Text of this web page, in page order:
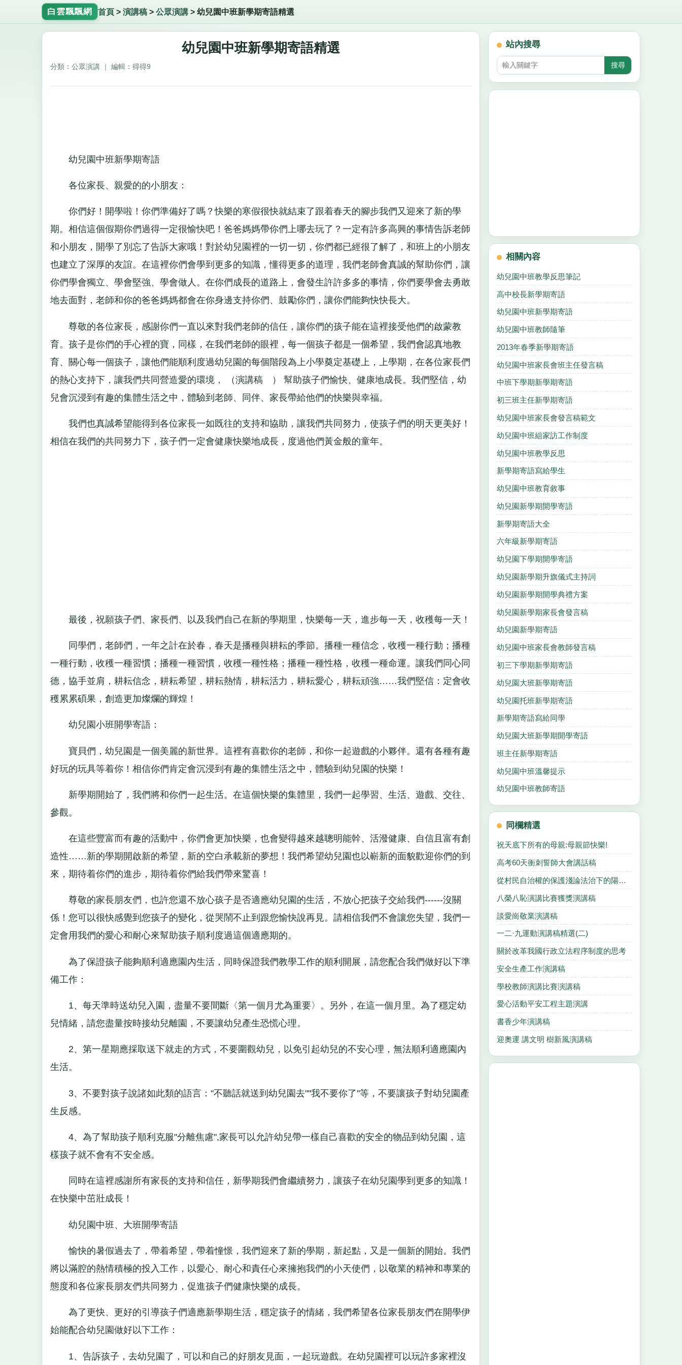
白雲飄飄網 首頁> 演講稿> 公眾演講> 幼兒園中班新學期寄語精選
幼兒園中班新學期寄語精選
分類：公眾演講 ｜ 編輯：得得9
幼兒園中班新學期寄語
各位家長、親愛的的小朋友：
你們好！開學啦！你們準備好了嗎？快樂的寒假很快就結束了跟着春天的腳步我們又迎來了新的學
期。相信這個假期你們過得一定很愉快吧！爸爸媽媽帶你們上哪去玩了？一定有許多高興的事情告訴老師
和小朋友，開學了別忘了告訴大家哦！對於幼兒園裡的一切一切，你們都已經很了解了，和班上的小朋友
也建立了深厚的友誼。在這裡你們會學到更多的知識，懂得更多的道理，我們老師會真誠的幫助你們，讓
你們學會獨立、學會堅強、學會做人。在你們成長的道路上，會發生許許多多的事情，你們要學會去勇敢
地去面對，老師和你的爸爸媽媽都會在你身邊支持你們、鼓勵你們，讓你們能夠快快長大。
尊敬的各位家長，感謝你們一直以來對我們老師的信任，讓你們的孩子能在這裡接受他們的啟蒙教
育。孩子是你們的手心裡的寶，同樣，在我們老師的眼裡，每一個孩子都是一個希望，我們會認真地教
育、關心每一個孩子，讓他們能順利度過幼兒園的每個階段為上小學奠定基礎上，上學期，在各位家長們
的熱心支持下，讓我們共同營造愛的環境， （演講稿 ） 幫助孩子們愉快、健康地成長。我們堅信，幼
兒會沉浸到有趣的集體生活之中，體驗到老師、同伴、家長帶給他們的快樂與幸福。
我們也真誠希望能得到各位家長一如既往的支持和協助，讓我們共同努力，使孩子們的明天更美好！
相信在我們的共同努力下，孩子們一定會健康快樂地成長，度過他們黃金般的童年。
最後，祝願孩子們、家長們、以及我們自己在新的學期里，快樂每一天，進步每一天，收穫每一天！
同學們，老師們，一年之計在於春，春天是播種與耕耘的季節。播種一種信念，收穫一種行動；播種
一種行動，收穫一種習慣；播種一種習慣，收穫一種性格；播種一種性格，收穫一種命運。讓我們同心同
德，協手並肩，耕耘信念，耕耘希望，耕耘熱情，耕耘活力，耕耘愛心，耕耘頑強……我們堅信：定會收
穫累累碩果，創造更加燦爛的輝煌！
幼兒園小班開學寄語：
寶貝們，幼兒園是一個美麗的新世界。這裡有喜歡你的老師，和你一起遊戲的小夥伴。還有各種有趣
好玩的玩具等着你！相信你們肯定會沉浸到有趣的集體生活之中，體驗到幼兒園的快樂！
新學期開始了，我們將和你們一起生活。在這個快樂的集體里，我們一起學習、生活、遊戲、交往、
參觀。
在這些豐富而有趣的活動中，你們會更加快樂，也會變得越來越聰明能幹、活潑健康、自信且富有創
造性……新的學期開啟新的希望，新的空白承載新的夢想！我們希望幼兒園也以嶄新的面貌歡迎你們的到
來，期待着你們的進步，期待着你們給我們帶來驚喜！
尊敬的家長朋友們，也許您還不放心孩子是否適應幼兒園的生活，不放心把孩子交給我們------沒關
係！您可以很快感覺到您孩子的變化，從哭鬧不止到跟您愉快說再見。請相信我們不會讓您失望，我們一
定會用我們的愛心和耐心來幫助孩子順利度過這個適應期的。
為了保證孩子能夠順利適應園內生活，同時保證我們教學工作的順利開展，請您配合我們做好以下準
備工作：
1、每天準時送幼兒入園，盡量不要間斷〈第一個月尤為重要〉。另外，在這一個月里。為了穩定幼
兒情緒，請您盡量按時接幼兒離園，不要讓幼兒產生恐慌心理。
2、第一星期應採取送下就走的方式，不要圍觀幼兒，以免引起幼兒的不安心理，無法順利適應園內
生活。
3、不要對孩子說諸如此類的語言："不聽話就送到幼兒園去""我不要你了"等，不要讓孩子對幼兒園產
生反感。
4、為了幫助孩子順利克服"分離焦慮",家長可以允許幼兒帶一樣自己喜歡的安全的物品到幼兒園，這
樣孩子就不會有不安全感。
同時在這裡感謝所有家長的支持和信任，新學期我們會繼續努力，讓孩子在幼兒園學到更多的知識！
在快樂中茁壯成長！
幼兒園中班、大班開學寄語
愉快的暑假過去了，帶着希望，帶着憧憬，我們迎來了新的學期，新起點，又是一個新的開始。我們
將以滿腔的熱情積極的投入工作，以愛心、耐心和責任心來擁抱我們的小天使們，以敬業的精神和專業的
態度和各位家長朋友們共同努力，促進孩子們健康快樂的成長。
為了更快、更好的引導孩子們適應新學期生活，穩定孩子的情緒，我們希望各位家長朋友們在開學伊
始能配合幼兒園做好以下工作：
1、告訴孩子，去幼兒園了，可以和自己的好朋友見面，一起玩遊戲。在幼兒園裡可以玩許多家裡沒
站內搜尋
相關內容
幼兒園中班教學反思筆記
高中校長新學期寄語
幼兒園中班新學期寄語
幼兒園中班教師隨筆
2013年春季新學期寄語
幼兒園中班家長會班主任發言稿
中班下學期新學期寄語
初三班主任新學期寄語
幼兒園中班家長會發言稿範文
幼兒園中班組家訪工作制度
幼兒園中班教學反思
新學期寄語寫給學生
幼兒園中班教育敘事
幼兒園新學期開學寄語
新學期寄語大全
六年級新學期寄語
幼兒園下學期開學寄語
幼兒園新學期升旗儀式主持詞
幼兒園新學期開學典禮方案
幼兒園新學期家長會發言稿
幼兒園新學期寄語
幼兒園中班家長會教師發言稿
初三下學期新學期寄語
幼兒園大班新學期寄語
幼兒園托班新學期寄語
新學期寄語寫給同學
幼兒園大班新學期開學寄語
班主任新學期寄語
幼兒園中班溫馨提示
幼兒園中班教師寄語
同欄精選
祝天底下所有的母親:母親節快樂!
高考60天衝刺誓師大會講話稿
從村民自治權的保護淺論法治下的陽光政府
八榮八恥演講比賽獲獎演講稿
談愛崗敬業演講稿
一二·九運動演講稿精選(二)
關於改革我國行政立法程序制度的思考
安全生產工作演講稿
學校教師演講比賽演講稿
愛心活動平安工程主題演講
書香少年演講稿
迎奧運 講文明 樹新風演講稿